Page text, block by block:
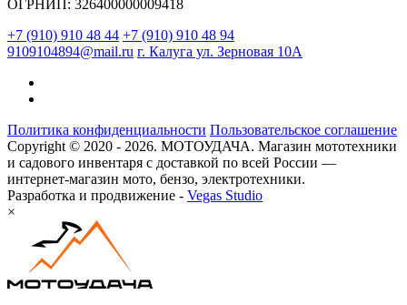
ОГРНИП: 326400000009418
+7 (910) 910 48 44 +7 (910) 910 48 94
9109104894@mail.ru г. Калуга ул. Зерновая 10А
Политика конфиденциальности Пользовательское соглашение
Copyright © 2020 - 2026. МОТОУДАЧА. Магазин мототехники
и садового инвентаря с доставкой по всей России —
интернет-магазин мото, бензо, электротехники.
Разработка и продвижение - Vegas Studio
×